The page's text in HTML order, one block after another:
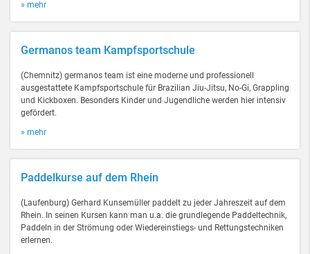
» mehr
Germanos team Kampfsportschule
(Chemnitz) germanos team ist eine moderne und professionell
ausgestattete Kampfsportschule für Brazilian Jiu-Jitsu, No-Gi, Grappling
und Kickboxen. Besonders Kinder und Jugendliche werden hier intensiv
gefördert.
» mehr
Paddelkurse auf dem Rhein
(Laufenburg) Gerhard Kunsemüller paddelt zu jeder Jahreszeit auf dem
Rhein. In seinen Kursen kann man u.a. die grundlegende Paddeltechnik,
Paddeln in der Strömung oder Wiedereinstiegs- und Rettungstechniken
erlernen.